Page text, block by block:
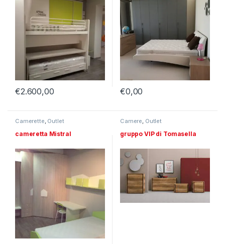
€2.600,00 €0,00
Camerette, Outlet
cameretta Mistral
Camere, Outlet
gruppo VIP di Tomasella